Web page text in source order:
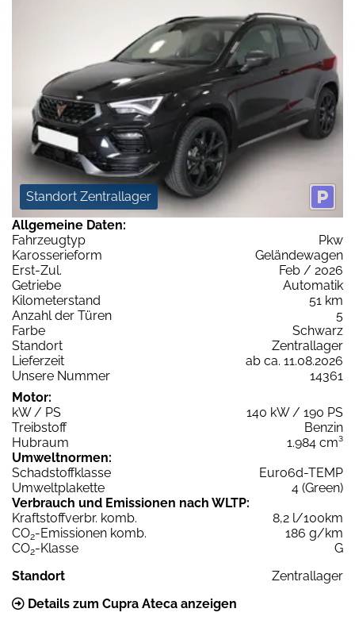
Standort Zentrallager
Allgemeine Daten:
Fahrzeugtyp
Pkw
Karosserieform
Geländewagen
Erst-Zul.
Feb / 2026
Getriebe
Automatik
Kilometerstand
51 km
Anzahl der Türen
5
Farbe
Schwarz
Standort
Zentrallager
Lieferzeit
ab ca. 11.08.2026
Unsere Nummer
14361
Motor:
kW / PS
140 kW / 190 PS
Treibstoff
Benzin
Hubraum
1.984 cm³
Umweltnormen:
Schadstoffklasse
Euro6d-TEMP
Umweltplakette
4 (Green)
Verbrauch und Emissionen nach WLTP:
Kraftstoffverbr. komb.
8,2 l/100km
CO2-Emissionen komb.
186 g/km
CO2-Klasse
G
Standort
Zentrallager
Details zum Cupra Ateca anzeigen